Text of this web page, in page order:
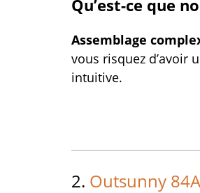
Qu’est-ce que
Assemblage
vous risquez d’avoir
intuitive.
2. Outsunny